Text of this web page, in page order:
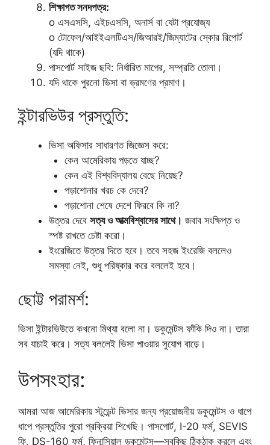
শিক্ষাগত সনদপত্র:
o এসএসসি, এইচএসসি, অনার্স বা যেটা প্রযোজ্য
o টোফেল/আইইএলটিএস/জিআরই/জিম্যাটের স্কোর রিপোর্ট
(যদি থাকে)
পাসপোর্ট সাইজ ছবি: নির্ধারিত মাপের, সম্প্রতি তোলা।
যদি থাকে পুরনো ভিসা বা ভ্রমণের প্রমাণ।
ইন্টারভিউর প্রস্তুতি:
ভিসা অফিসার সাধারণত জিজ্ঞেস করে:
কেন আমেরিকায় পড়তে যাচ্ছ?
কেন এই বিশ্ববিদ্যালয় বেছে নিয়েছ?
পড়াশোনার খরচ কে দেবে?
পড়াশোনা শেষে দেশে ফিরবে কি না?
উত্তর দেবে সত্যওআত্মবিশ্বাসেরসাথে। জবাব সংক্ষিপ্ত ও
স্পষ্ট রাখতে চেষ্টা করো।
ইংরেজিতে উত্তর দিতে হবে। তবে সহজ ইংরেজি বললেও
সমস্যা নেই, শুধু পরিষ্কার করে বললেই হবে।
ছোট্ট পরামর্শ:
ভিসা ইন্টারভিউতে কখনো মিথ্যা বলো না। ডকুমেন্টস ফাঁকি দিও না। তারা
সব যাচাই করে। সত্য বললেই ভিসা পাওয়ার সুযোগ বাড়ে।
উপসংহার:
আমরা আজ আমেরিকায় স্টুডেন্ট ভিসার জন্য প্রয়োজনীয় ডকুমেন্টস ও ধাপে
ধাপে প্রস্তুতির পুরো প্রক্রিয়া শিখেছি। পাসপোর্ট, I-20 ফর্ম, SEVIS
ফি, DS-160 ফর্ম, ফিনান্সিয়াল ডকুমেন্টস—সবকিছু ঠিকঠাক করলে এবং